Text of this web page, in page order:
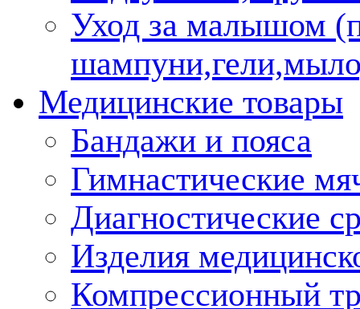
Уход за малышом
Медицинские товары
Бандажи и пояса
Гимнастические
Диагностические
Изделия
Компрессионный